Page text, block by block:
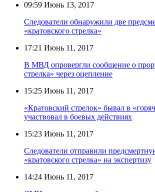
09:59 Июнь 13, 2017
Следователи обнаружили две
«кратовского стрелка»
17:21 Июнь 11, 2017
В МВД опровергли сообщение о
стрелка» через оцепление
15:25 Июнь 11, 2017
«Кратовский стрелок» бывал в
участвовал в боевых действиях
15:23 Июнь 11, 2017
Следователи отправили
«кратовского стрелка» на экспертизу
14:24 Июнь 11, 2017